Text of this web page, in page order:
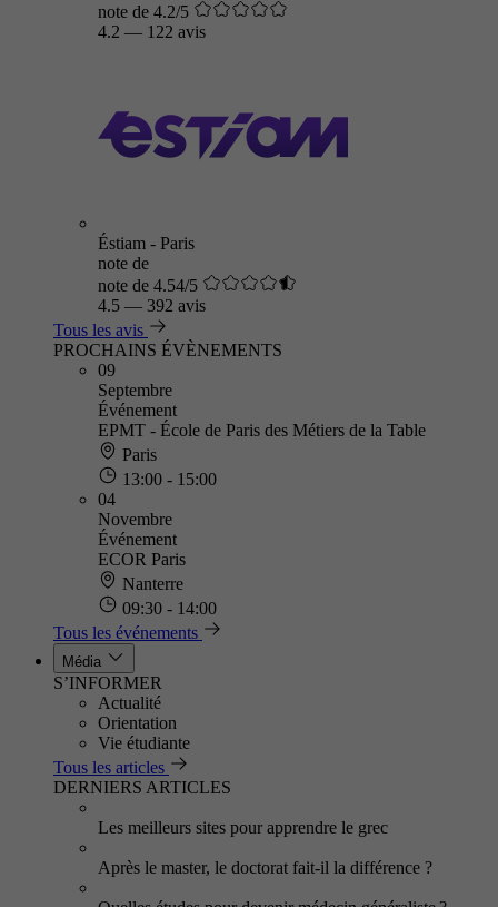
note de 4.2/5
4.2 — 122 avis
Éstiam - Paris
note de
note de 4.54/5
4.5 — 392 avis
Tous les avis
PROCHAINS ÉVÈNEMENTS
09
Septembre
Événement
EPMT - École de Paris des Métiers de la Table
Paris
13:00 - 15:00
04
Novembre
Événement
ECOR Paris
Nanterre
09:30 - 14:00
Tous les événements
Média
S’INFORMER
Actualité
Orientation
Vie étudiante
Tous les articles
DERNIERS ARTICLES
Les meilleurs sites pour apprendre le grec
Après le master, le doctorat fait-il la différence ?